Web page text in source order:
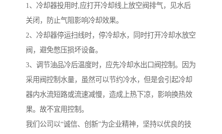
1、冷却器投用时,应打开冷却线上放空阀排气，见水后
关闭，防止气阻影响冷却效果。
2、冷却器停运扫线时，停冷却水，同时打开冷却水放空
阀，避免憋压损坏设备。
3、调节油品冷后温度时，应先冷却水出口阀控制。因为
采用阀控制水量，虽然可以节约冷水，但是会引起冷却
器内水流短路或流速减慢，造成上热下凉，影响换热效
果。故不宜用控制。
我们公司以“诚信、创新”为企业精神，坚持以优良的技